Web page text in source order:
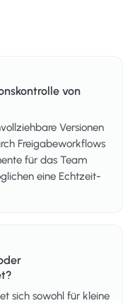
von
Versionen
Freigabeworkflows
für das Team
eine Echtzeit-
sich sowohl für kleine